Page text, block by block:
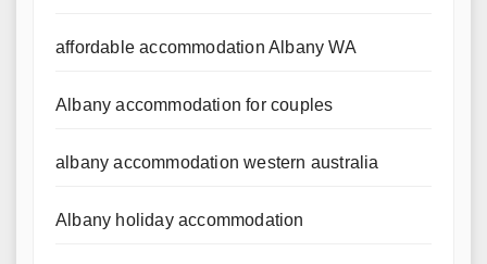
affordable accommodation Albany WA
Albany accommodation for couples
albany accommodation western australia
Albany holiday accommodation